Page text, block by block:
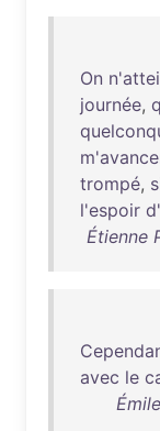
On
journée,
trompé,
l'espoir
Étienne
avec le